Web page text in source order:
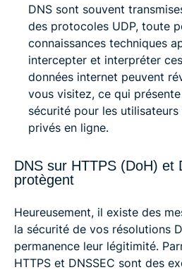
DNS sont souvent
des protocoles UDP, toute
connaissances techniques
intercepter et interpréter
données internet peuvent
vous visitez, ce qui
sécurité pour les
privés en ligne.
DNS sur HTTPS (DoH) et
protègent
Heureusement, il existe des
la sécurité de vos résolutions
permanence leur légitimité.
HTTPS et DNSSEC sont des